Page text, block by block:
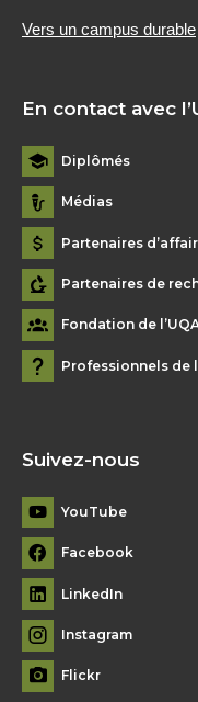
Vers un campus durable
En contact avec
Diplômés
Médias
Partenaires
Partenaires de
Fondation de
Professionnels de
Suivez-nous
YouTube
Facebook
LinkedIn
Instagram
Flickr